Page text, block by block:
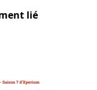
lié